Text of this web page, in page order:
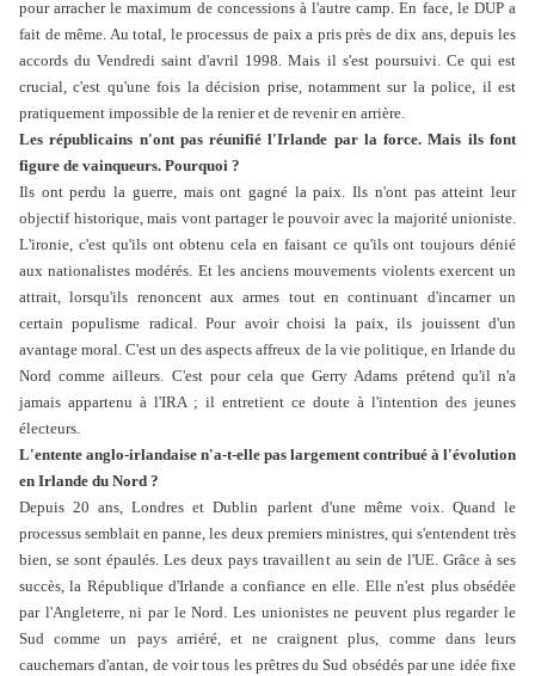
pour arracher le maximum de concessions à l'autre camp. En face, le DUP a
fait de même. Au total, le processus de paix a pris près de dix ans, depuis les
accords du Vendredi saint d'avril 1998. Mais il s'est poursuivi. Ce qui est
crucial, c'est qu'une fois la décision prise, notamment sur la police, il est
pratiquement impossible de la renier et de revenir en arrière.
Les républicains n'ont pas réunifié l'Irlande par la force. Mais ils font
figure de vainqueurs. Pourquoi ?
Ils ont perdu la guerre, mais ont gagné la paix. Ils n'ont pas atteint leur
objectif historique, mais vont partager le pouvoir avec la majorité unioniste.
L'ironie, c'est qu'ils ont obtenu cela en faisant ce qu'ils ont toujours dénié
aux nationalistes modérés. Et les anciens mouvements violents exercent un
attrait, lorsqu'ils renoncent aux armes tout en continuant d'incarner un
certain populisme radical. Pour avoir choisi la paix, ils jouissent d'un
avantage moral. C'est un des aspects affreux de la vie politique, en Irlande du
Nord comme ailleurs. C'est pour cela que Gerry Adams prétend qu'il n'a
jamais appartenu à l'IRA ; il entretient ce doute à l'intention des jeunes
électeurs.
L'entente anglo-irlandaise n'a-t-elle pas largement contribué à l'évolution
en Irlande du Nord ?
Depuis 20 ans, Londres et Dublin parlent d'une même voix. Quand le
processus semblait en panne, les deux premiers ministres, qui s'entendent très
bien, se sont épaulés. Les deux pays travaillent au sein de l'UE. Grâce à ses
succès, la République d'Irlande a confiance en elle. Elle n'est plus obsédée
par l'Angleterre, ni par le Nord. Les unionistes ne peuvent plus regarder le
Sud comme un pays arriéré, et ne craignent plus, comme dans leurs
cauchemars d'antan, de voir tous les prêtres du Sud obsédés par une idée fixe